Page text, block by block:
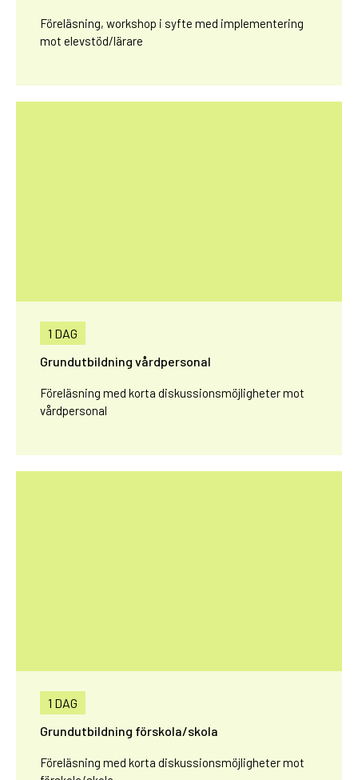
Föreläsning, workshop i syfte med implementering
mot elevstöd/lärare
1 DAG
Grundutbildning vårdpersonal
Föreläsning med korta diskussionsmöjligheter mot
vårdpersonal
1 DAG
Grundutbildning förskola/skola
Föreläsning med korta diskussionsmöjligheter mot